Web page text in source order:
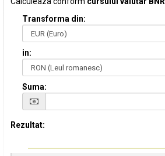
Transforma din:
in:
Suma:
Rezultat: